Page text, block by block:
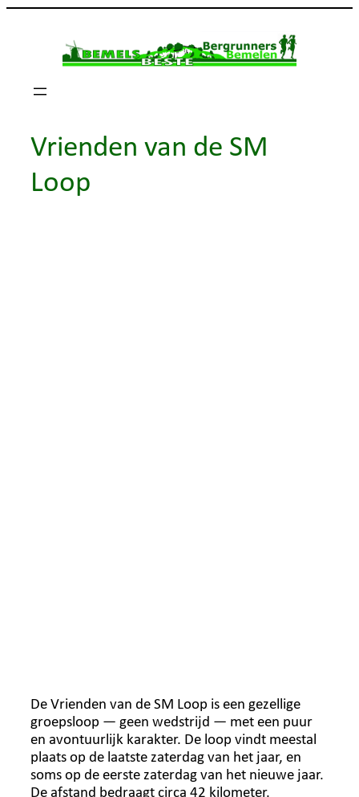
Vrienden van de SM
Loop
De Vrienden van de SM Loop is een gezellige
groepsloop — geen wedstrijd — met een puur
en avontuurlijk karakter. De loop vindt meestal
plaats op de laatste zaterdag van het jaar, en
soms op de eerste zaterdag van het nieuwe jaar.
De afstand bedraagt circa 42 kilometer.